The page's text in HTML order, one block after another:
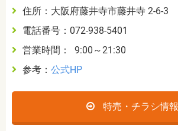
住所：大阪府藤井寺市藤井寺 2-6-3
電話番号：072-938-5401
営業時間： 9:00～21:30
参考： 公式HP
特売・チラシ情報